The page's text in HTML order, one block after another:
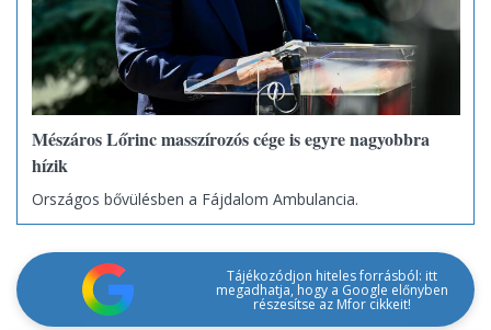
Mészáros Lőrinc masszírozós cége is egyre nagyobbra
hízik
Országos bővülésben a Fájdalom Ambulancia.
Tájékozódjon hiteles forrásból: itt
megadhatja, hogy a Google előnyben
részesítse az Mfor cikkeit!